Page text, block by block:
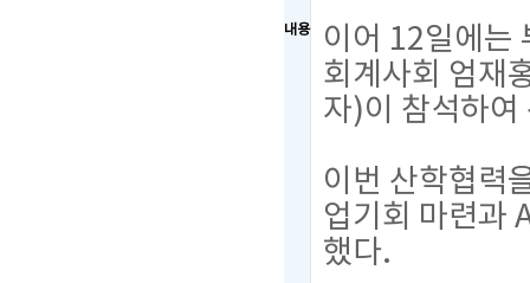
내용
이어 12일에는
회계사회 엄재
자)이 참석하
이번 산학협력
업기회 마련과
했다.